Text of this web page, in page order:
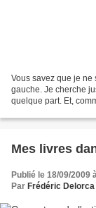
Vous savez que je
gauche. Je cherche
quelque part. Et,
Mes livres
Publié le 18/09/2009
Par Frédéric Delorca